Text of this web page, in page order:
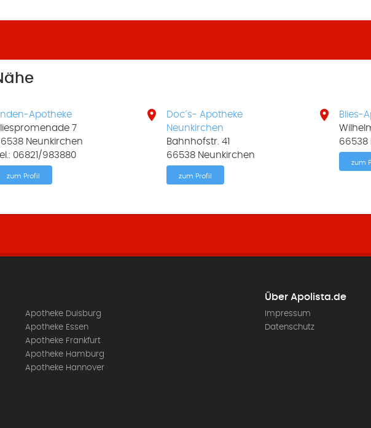
Apotheke
7
Neunkirchen
06821/983880
zum Profil

Doc´s- Apotheke
Neunkirchen
Bahnhofstr. 41
66538 Neunkirchen
zum Profil

Blies-
66538
zum
Apotheke Duisburg
Apotheke Essen
Apotheke Frankfurt
Apotheke Hamburg
Apotheke Hannover
Über Apolista.de
Impressum
Datenschutz